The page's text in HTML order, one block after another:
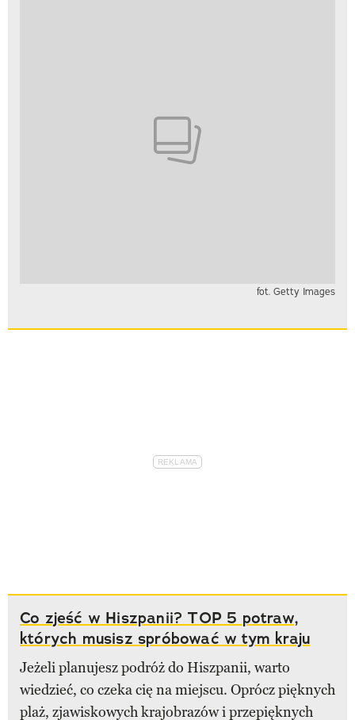
fot. Getty Images
Co zjeść w Hiszpanii? TOP 5 potraw,
których musisz spróbować w tym kraju
Jeżeli planujesz podróż do Hiszpanii, warto
wiedzieć, co czeka cię na miejscu. Oprócz pięknych
plaż, zjawiskowych krajobrazów i przepięknych